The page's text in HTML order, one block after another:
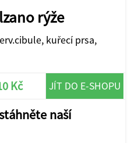
rýže
kuřecí prsa,
Kč JÍT DO E-SHOPU
naší